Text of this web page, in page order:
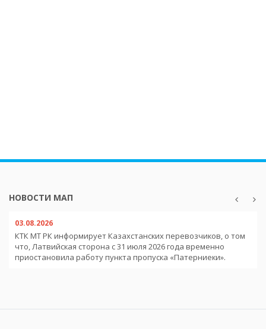
НОВОСТИ МАП
03.08.2026
КТК МТ РК информирует Казахстанских перевозчиков, о том
что, Латвийская сторона с 31 июля 2026 года временно
приостановила работу пункта пропуска «Патерниеки».